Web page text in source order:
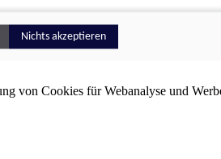
von Cookies für Webanalyse und
Nichts akzeptieren